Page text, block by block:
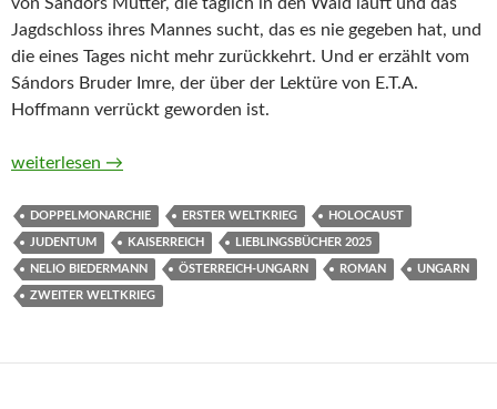
Jagdschloss ihres Mannes sucht, das es nie gegeben hat, und
die eines Tages nicht mehr zurückkehrt. Und er erzählt vom
Sándors Bruder Imre, der über der Lektüre von E.T.A.
Hoffmann verrückt geworden ist.
Lázár von Nelio Biedermann
weiterlesen →
DOPPELMONARCHIE ERSTER WELTKRIEG HOLOCAUST
JUDENTUM KAISERREICH LIEBLINGSBÜCHER 2025
NELIO BIEDERMANN ÖSTERREICH-UNGARN ROMAN UNGARN
ZWEITER WELTKRIEG